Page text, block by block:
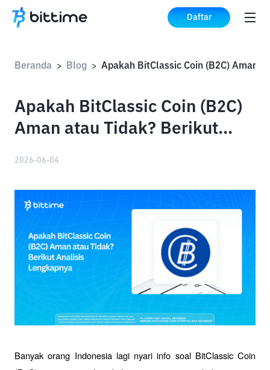
Daftar
Beranda > Blog >
Apakah BitClassic Coin (B2C)
Aman atau Tidak? Berikut
2026-06-04
Banyak orang Indonesia lagi nyari info soal BitClassic Coin